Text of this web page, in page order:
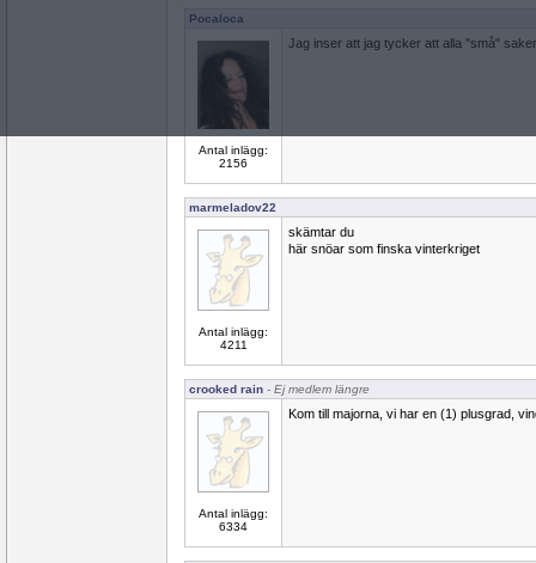
Pocaloca
Antal inlägg:
2156
Jag inser att jag tycker att alla "små"
marmeladov22
Antal inlägg:
4211
skämtar du
här snöar som finska vinterkriget
crooked rain - Ej medlem längre
Antal inlägg:
6334
Kom till majorna, vi har en (1) plusgrad,